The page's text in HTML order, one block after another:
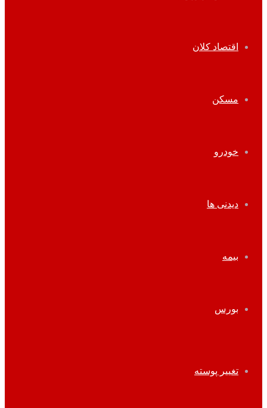
اقتصاد کلان
مسکن
خودرو
دیدنی ها
بیمه
بورس
تغییر پوسته